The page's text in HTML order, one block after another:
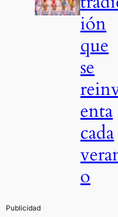
ión
que
se
enta
cada
o